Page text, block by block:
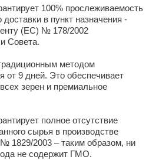
100% прослеживаемость
в пункт назначения -
(ЕС) № 178/2002
Совета.
методом
от 9 дней. Это обеспечивает
зерен и премиальное
полное отсутствие
сырья в производстве
1829/2003 – таким образом, ни
не содержит ГМО.